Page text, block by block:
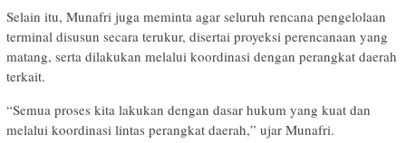
Selain itu, Munafri juga meminta agar seluruh rencana pengelolaan
terminal disusun secara terukur, disertai proyeksi perencanaan yang
matang, serta dilakukan melalui koordinasi dengan perangkat daerah
terkait.
“Semua proses kita lakukan dengan dasar hukum yang kuat dan
melalui koordinasi lintas perangkat daerah,” ujar Munafri.